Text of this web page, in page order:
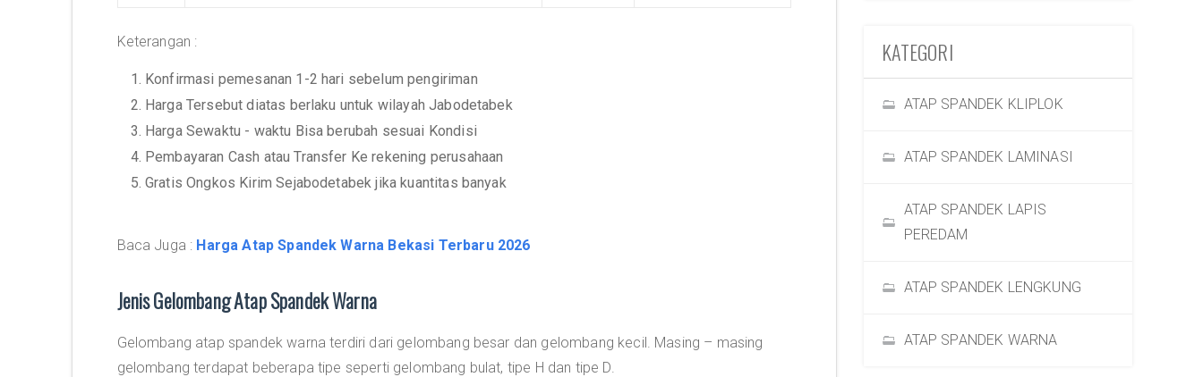
Keterangan :
1. Konfirmasi pemesanan 1-2 hari sebelum pengiriman
2. Harga Tersebut diatas berlaku untuk wilayah Jabodetabek
3. Harga Sewaktu - waktu Bisa berubah sesuai Kondisi
4. Pembayaran Cash atau Transfer Ke rekening perusahaan
5. Gratis Ongkos Kirim Sejabodetabek jika kuantitas banyak
Baca Juga : Harga Atap Spandek Warna Bekasi Terbaru 2026
Jenis Gelombang Atap Spandek Warna
Gelombang atap spandek warna terdiri dari gelombang besar dan gelombang kecil. Masing – masing
gelombang terdapat beberapa tipe seperti gelombang bulat, tipe H dan tipe D.
KATEGORI
ATAP SPANDEK KLIPLOK
ATAP SPANDEK LAMINASI
ATAP SPANDEK LAPIS
PEREDAM
ATAP SPANDEK LENGKUNG
ATAP SPANDEK WARNA